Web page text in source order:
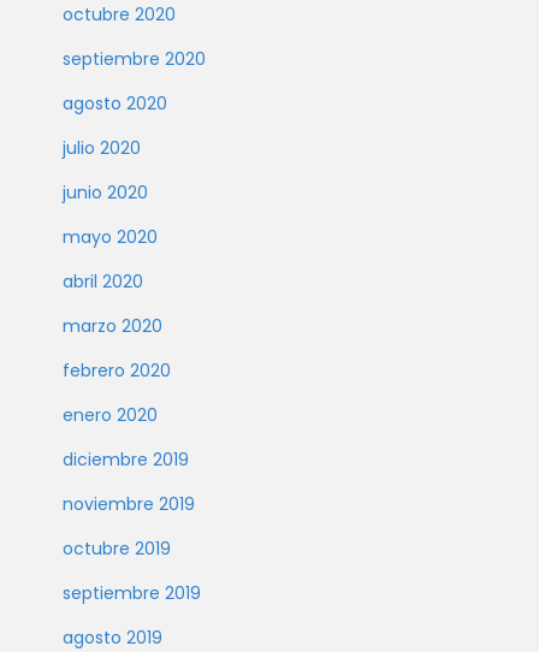
octubre 2020
septiembre 2020
agosto 2020
julio 2020
junio 2020
mayo 2020
abril 2020
marzo 2020
febrero 2020
enero 2020
diciembre 2019
noviembre 2019
octubre 2019
septiembre 2019
agosto 2019